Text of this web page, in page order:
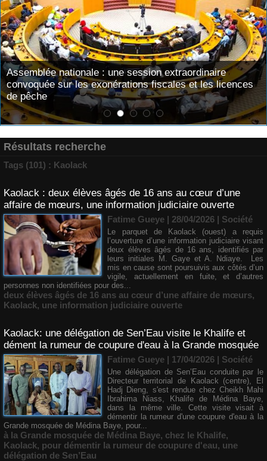
Assemblée nationale : une session extraordinaire
convoquée sur les exonérations fiscales et les licences
de pêche
Résultats recherche
Tags (101) : Kaolack
Kaolack : deux élèves âgés de 16 ans au cœur d’une
affaire de mœurs, une information judiciaire ouverte
Fatime Gueye | 28/04/2026 | Société
Le parquet de Kaolack (ouest) a requis
l’ouverture d’une information judiciaire visant
deux élèves âgés de 16 ans, identifiés par
leurs initiales M. Gaye et A. Ndiaye. Les
mis en cause sont poursuivis aux côtés d’un
vigile, actuellement en fuite, et d’autres
personnes non identifiées pour des...
deux élèves âgés de 16 ans au cœur d’une affaire de mœurs,
Kaolack, une information judiciaire ouverte
Kaolack: une délégation de Sen’Eau visite le Khalife et
dément la rumeur de coupure d'eau à la Grande mosquée
Fatime Gueye | 17/04/2026 | Société
Une délégation de Sen’Eau conduite par le
Directeur territorial de Kaolack (centre), El
Hadj Dieng, s'est rendue chez Cheikh Mahi
Ibrahima Niass, Khalife de Médina Baye,
dans la même ville. Cette visite visait à
démentir la rumeur d'une coupure d'eau à la
Grande mosquée de Médina Baye, pour...
à la Grande mosquée de Médina Baye, chez le Khalife,
Kaolack, pour démentir la rumeur de coupure d'eau, une
délégation de Sen’Eau